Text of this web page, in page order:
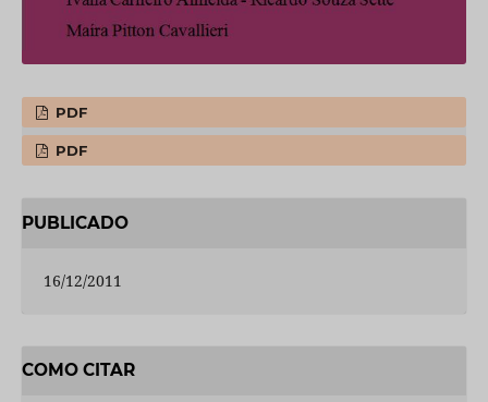
PDF
PDF
PUBLICADO
16/12/2011
COMO CITAR